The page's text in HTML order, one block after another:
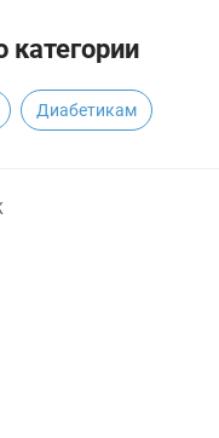
Диабетикам